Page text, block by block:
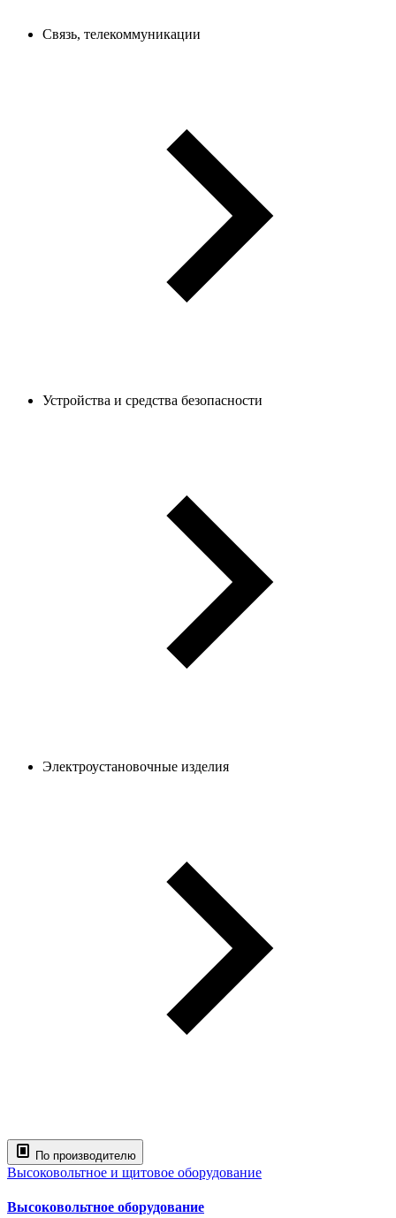
Связь, телекоммуникации
Устройства и средства безопасности
Электроустановочные изделия
По производителю
Высоковольтное и щитовое оборудование
Высоковольтное оборудование